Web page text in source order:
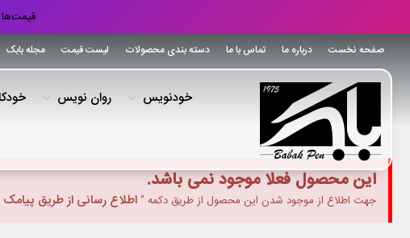
صفحه نخست درباره ما تماس با ما دسته بندی محصولات لیست قیمت مجله بابک
خودنویس روان نویس
این محصول فعلا موجود نمی باشد.
جهت اطلاع از موجود شدن این محصول از طریق دکمه "اطلاع رسانی از طریق پیامک